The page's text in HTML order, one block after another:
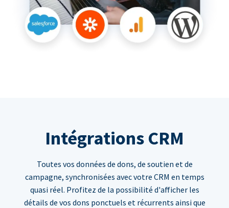
Intégrations CRM
Toutes vos données de dons, de soutien et de
campagne, synchronisées avec votre CRM en temps
quasi réel. Profitez de la possibilité d'afficher les
détails de vos dons ponctuels et récurrents ainsi que